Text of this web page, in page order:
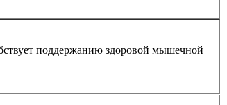
поддержанию здоровой мышечной